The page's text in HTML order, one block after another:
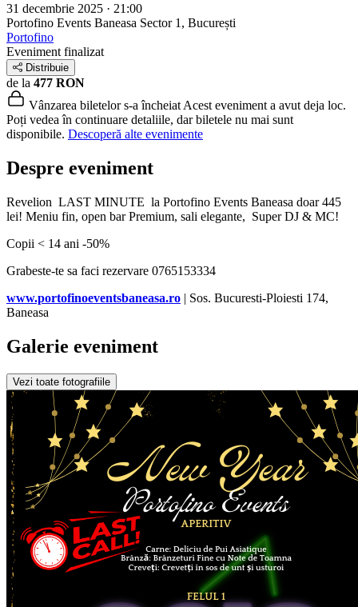
31 decembrie 2025 · 21:00
Portofino Events Baneasa Sector 1, București
Portofino
Eveniment finalizat
Distribuie
de la 477 RON
Vânzarea biletelor s-a încheiat Acest eveniment a avut deja loc.
Poți vedea în continuare detaliile, dar biletele nu mai sunt
disponibile. Descoperă alte evenimente
Despre eveniment
Revelion LAST MINUTE la Portofino Events Baneasa doar 445
lei! Meniu fin, open bar Premium, sali elegante, Super DJ & MC!
Copii < 14 ani -50%
Grabeste-te sa faci rezervare 0765153334
www.portofinoeventsbaneasa.ro | Sos. Bucuresti-Ploiesti 174,
Baneasa
Galerie eveniment
Vezi toate fotografiile